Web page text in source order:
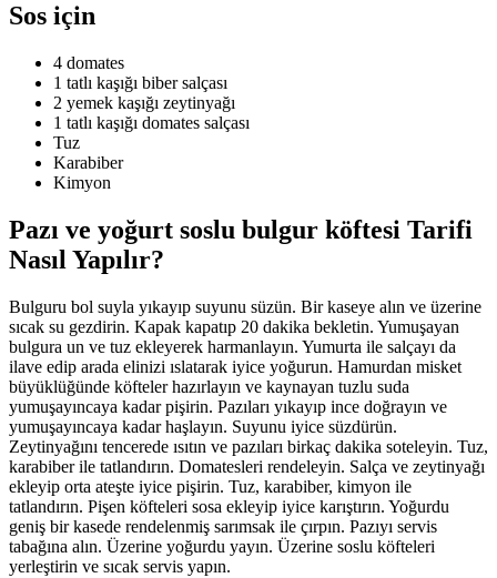
Sos için
4 domates
1 tatlı kaşığı biber salçası
2 yemek kaşığı zeytinyağı
1 tatlı kaşığı domates salçası
Tuz
Karabiber
Kimyon
Pazı ve yoğurt soslu bulgur köftesi Tarifi
Nasıl Yapılır?
Bulguru bol suyla yıkayıp suyunu süzün. Bir kaseye alın ve üzerine
sıcak su gezdirin. Kapak kapatıp 20 dakika bekletin. Yumuşayan
bulgura un ve tuz ekleyerek harmanlayın. Yumurta ile salçayı da
ilave edip arada elinizi ıslatarak iyice yoğurun. Hamurdan misket
büyüklüğünde köfteler hazırlayın ve kaynayan tuzlu suda
yumuşayıncaya kadar pişirin. Pazıları yıkayıp ince doğrayın ve
yumuşayıncaya kadar haşlayın. Suyunu iyice süzdürün.
Zeytinyağını tencerede ısıtın ve pazıları birkaç dakika soteleyin. Tuz,
karabiber ile tatlandırın. Domatesleri rendeleyin. Salça ve zeytinyağı
ekleyip orta ateşte iyice pişirin. Tuz, karabiber, kimyon ile
tatlandırın. Pişen köfteleri sosa ekleyip iyice karıştırın. Yoğurdu
geniş bir kasede rendelenmiş sarımsak ile çırpın. Pazıyı servis
tabağına alın. Üzerine yoğurdu yayın. Üzerine soslu köfteleri
yerleştirin ve sıcak servis yapın.